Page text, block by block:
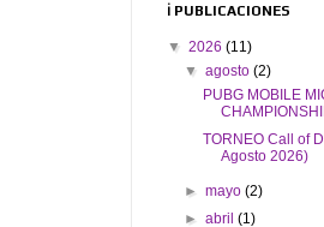
ℹ️ PUBLICACIONES
▼ 2026 (11)
▼agosto(2)
PUBG MOBILE
TORNEO Call of
Agosto 2026)
►mayo(2)
►abril(1)